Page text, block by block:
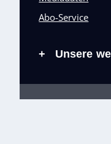
Abo-Service
+ Unsere